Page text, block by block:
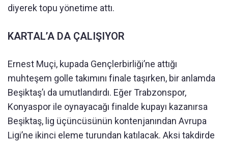
diyerek topu yönetime attı.
KARTAL’A DA ÇALIŞIYOR
Ernest Muçi, kupada Gençlerbirliği’ne attığı
muhteşem golle takımını finale taşırken, bir anlamda
Beşiktaş’ı da umutlandırdı. Eğer Trabzonspor,
Konyaspor ile oynayacağı finalde kupayı kazanırsa
Beşiktaş, lig üçüncüsünün kontenjanından Avrupa
Ligi’ne ikinci eleme turundan katılacak. Aksi takdirde